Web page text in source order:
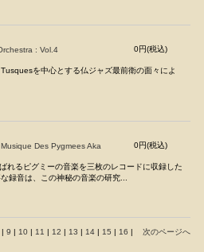
: Vol.4 0円(税込)
を中心とする仏ジャズ最前衛の面々によ
Des Pygmees Aka 0円(税込)
れるピグミーの音楽を三枚のレコードに収録した
録音は、この神秘の音楽の研究...
| 9 | 10 | 11 | 12 | 13 | 14 | 15 | 16 | 次のページへ